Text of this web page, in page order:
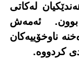
لەکاتی
بوون. ئەمەش
ناوخۆییەکان
کردووە.